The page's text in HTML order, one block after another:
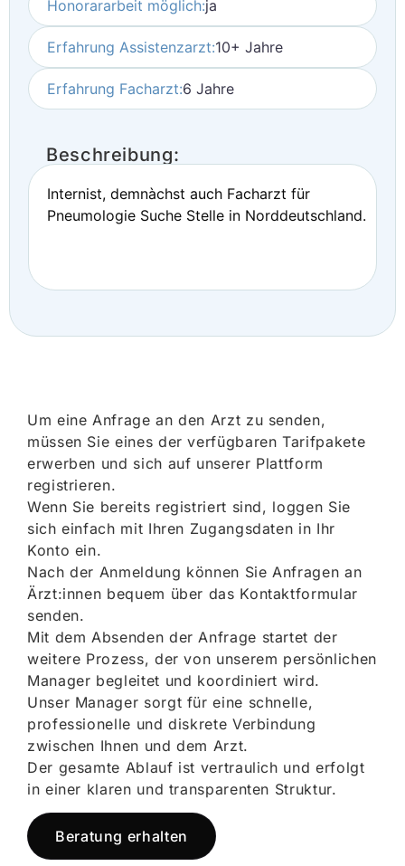
Honorararbeit möglich:ja
Erfahrung Assistenzarzt:10+ Jahre
Erfahrung Facharzt:6 Jahre
Beschreibung:
Internist, demnàchst auch Facharzt für
Pneumologie Suche Stelle in Norddeutschland.
Um eine Anfrage an den Arzt zu senden,
müssen Sie eines der verfügbaren Tarifpakete
erwerben und sich auf unserer Plattform
registrieren.
Wenn Sie bereits registriert sind, loggen Sie
sich einfach mit Ihren Zugangsdaten in Ihr
Konto ein.
Nach der Anmeldung können Sie Anfragen an
Ärzt:innen bequem über das Kontaktformular
senden.
Mit dem Absenden der Anfrage startet der
weitere Prozess, der von unserem persönlichen
Manager begleitet und koordiniert wird.
Unser Manager sorgt für eine schnelle,
professionelle und diskrete Verbindung
zwischen Ihnen und dem Arzt.
Der gesamte Ablauf ist vertraulich und erfolgt
in einer klaren und transparenten Struktur.
Beratung erhalten